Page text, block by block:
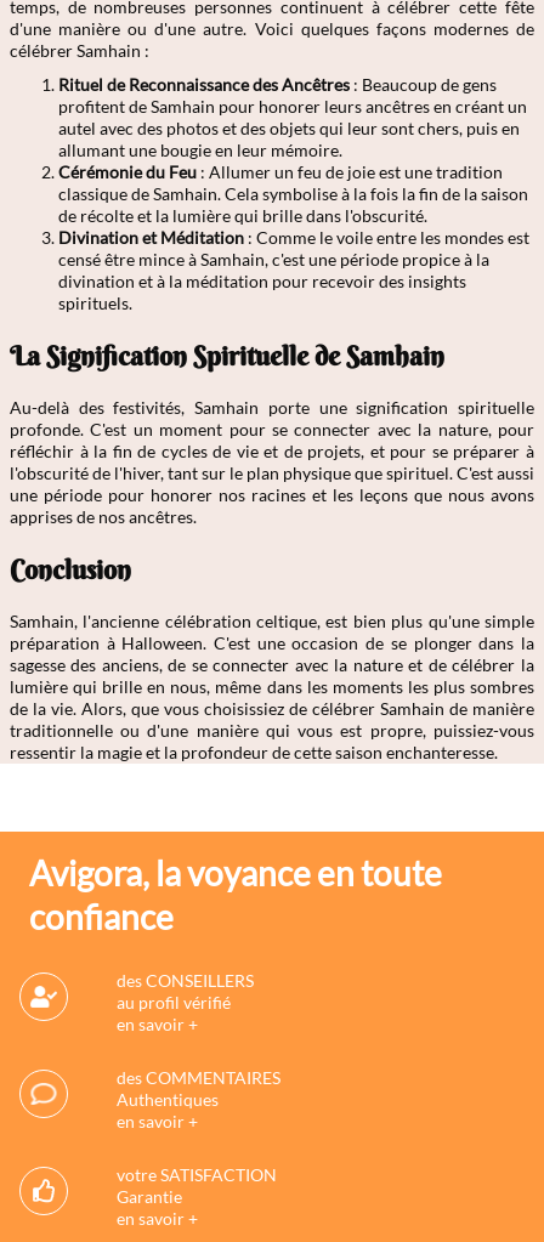
temps, de nombreuses personnes continuent à célébrer cette fête
d'une manière ou d'une autre. Voici quelques façons modernes de
célébrer Samhain :
Rituel de Reconnaissance des Ancêtres : Beaucoup de gens
profitent de Samhain pour honorer leurs ancêtres en créant un
autel avec des photos et des objets qui leur sont chers, puis en
allumant une bougie en leur mémoire.
Cérémonie du Feu : Allumer un feu de joie est une tradition
classique de Samhain. Cela symbolise à la fois la fin de la saison
de récolte et la lumière qui brille dans l'obscurité.
Divination et Méditation : Comme le voile entre les mondes est
censé être mince à Samhain, c'est une période propice à la
divination et à la méditation pour recevoir des insights
spirituels.
La Signification Spirituelle de Samhain
Au-delà des festivités, Samhain porte une signification spirituelle
profonde. C'est un moment pour se connecter avec la nature, pour
réfléchir à la fin de cycles de vie et de projets, et pour se préparer à
l'obscurité de l'hiver, tant sur le plan physique que spirituel. C'est aussi
une période pour honorer nos racines et les leçons que nous avons
apprises de nos ancêtres.
Conclusion
Samhain, l'ancienne célébration celtique, est bien plus qu'une simple
préparation à Halloween. C'est une occasion de se plonger dans la
sagesse des anciens, de se connecter avec la nature et de célébrer la
lumière qui brille en nous, même dans les moments les plus sombres
de la vie. Alors, que vous choisissiez de célébrer Samhain de manière
traditionnelle ou d'une manière qui vous est propre, puissiez-vous
ressentir la magie et la profondeur de cette saison enchanteresse.
Avigora, la voyance en toute
confiance
des CONSEILLERS
au profil vérifié
en savoir +
des COMMENTAIRES
Authentiques
en savoir +
votre SATISFACTION
Garantie
en savoir +